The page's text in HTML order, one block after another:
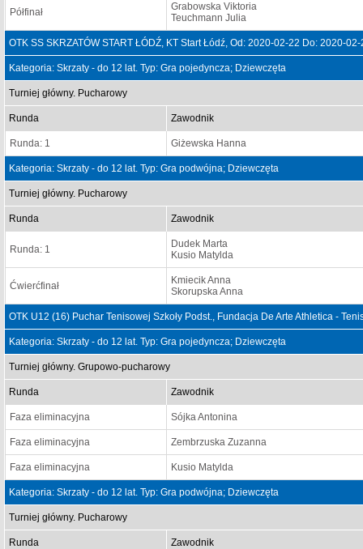
Półfinał
Grabowska Viktoria
Teuchmann Julia
OTK SS SKRZATÓW START ŁÓDŹ, KT Start Łódź, Od: 2020-02-22 Do: 2020-02-
Kategoria: Skrzaty - do 12 lat. Typ: Gra pojedyncza; Dziewczęta
Turniej główny. Pucharowy
Runda Zawodnik
Runda: 1 Giżewska Hanna
Kategoria: Skrzaty - do 12 lat. Typ: Gra podwójna; Dziewczęta
Turniej główny. Pucharowy
Runda Zawodnik
Runda: 1
Dudek Marta
Kusio Matylda
Ćwierćfinał
Kmiecik Anna
Skorupska Anna
OTK U12 (16) Puchar Tenisowej Szkoły Podst., Fundacja De Arte Athletica -
Kategoria: Skrzaty - do 12 lat. Typ: Gra pojedyncza; Dziewczęta
Turniej główny. Grupowo-pucharowy
Runda Zawodnik
Faza eliminacyjna Sójka Antonina
Faza eliminacyjna Zembrzuska Zuzanna
Faza eliminacyjna Kusio Matylda
Kategoria: Skrzaty - do 12 lat. Typ: Gra podwójna; Dziewczęta
Turniej główny. Pucharowy
Runda Zawodnik